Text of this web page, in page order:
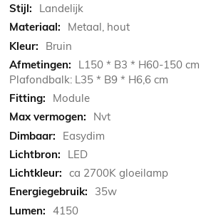
Landelijk
Metaal, hout
Bruin
L150 * B3 * H60-150 cm
Plafondbalk: L35 * B9 * H6,6 cm
Module
Nvt
Easydim
LED
ca 2700K gloeilamp
35w
4150